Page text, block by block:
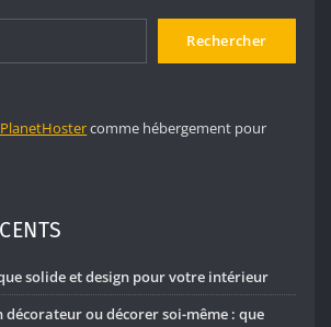
Rechercher
comme hébergement pour
solide et design pour votre intérieur
décorateur ou décorer soi-même : que